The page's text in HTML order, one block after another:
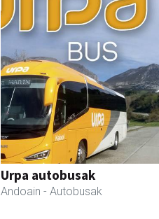
Urpa autobusak
Andoain - Autobusak